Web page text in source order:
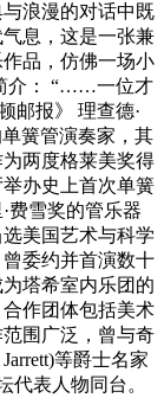
浪漫的对话中既
息，这是一张兼
品，仿佛一场小
介： “……一位才
邮报》 理查德·
单簧管演奏家，其
两度格莱美奖得
办史上首次单簧
费雪奖的管乐器
美国艺术与科学
委约并首演数十
塔希室内乐团的
作团体包括美术
围广泛，曾与奇
等爵士名家
代表人物同台。